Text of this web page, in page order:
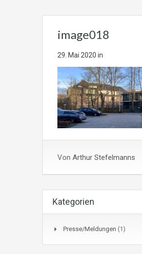
image018
29. Mai 2020 in
Von Arthur Stefelmanns
Kategorien
Presse/Meldungen (1)